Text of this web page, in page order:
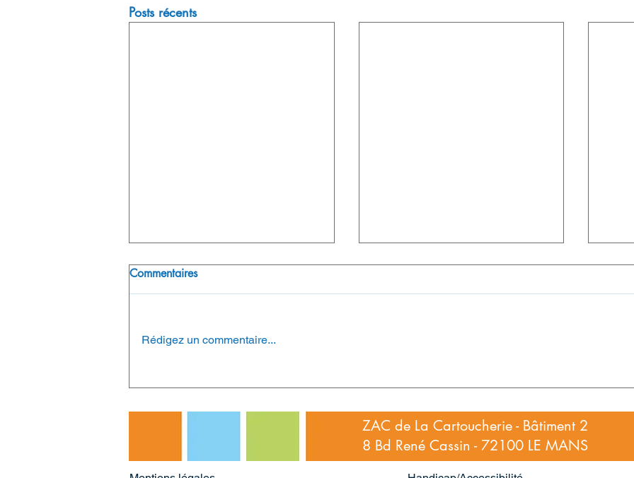
Posts récents
𝙤𝙗𝙡𝙞𝙜𝙖𝙩𝙞𝙤𝙣𝙨 𝙡𝙚́𝙜𝙖𝙡𝙚𝙨… 𝙚𝙩
d'Excel
Commentaires
Rédigez un commentaire...
ZAC de La Cartoucherie - Bâtiment 2
8 Bd René Cassin - 72100 LE MANS